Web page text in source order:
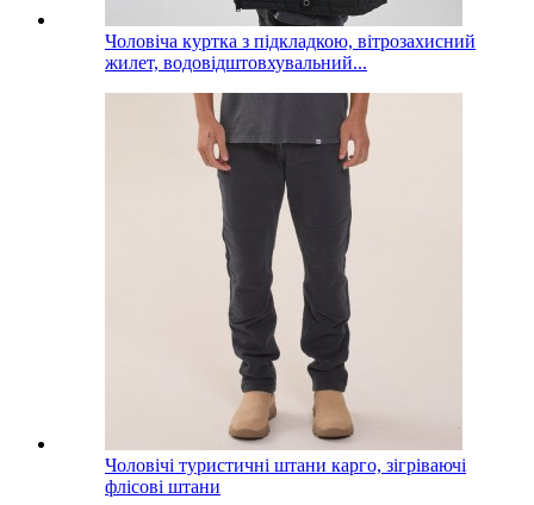
Чоловіча куртка з підкладкою, вітрозахисний
жилет, водовідштовхувальний...
Чоловічі туристичні штани карго, зігріваючі
флісові штани